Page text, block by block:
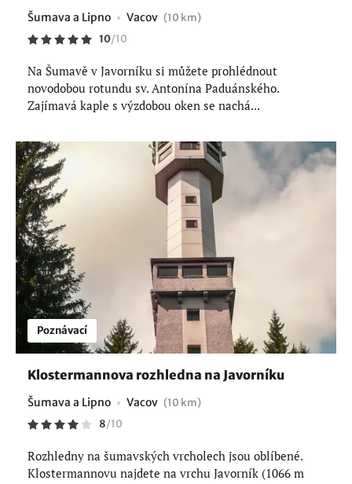
Šumava a Lipno Vacov (10 km)
10/10
Na Šumavě v Javorníku si můžete prohlédnout
novodobou rotundu sv. Antonína Paduánského.
Zajímavá kaple s výzdobou oken se nachá...
Poznávací
Klostermannova rozhledna na Javorníku
Šumava a Lipno Vacov (10 km)
8/10
Rozhledny na šumavských vrcholech jsou oblíbené.
Klostermannovu najdete na vrchu Javorník (1066 m